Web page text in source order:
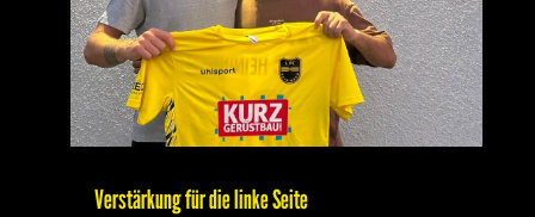
Verstärkung für die linke Seite